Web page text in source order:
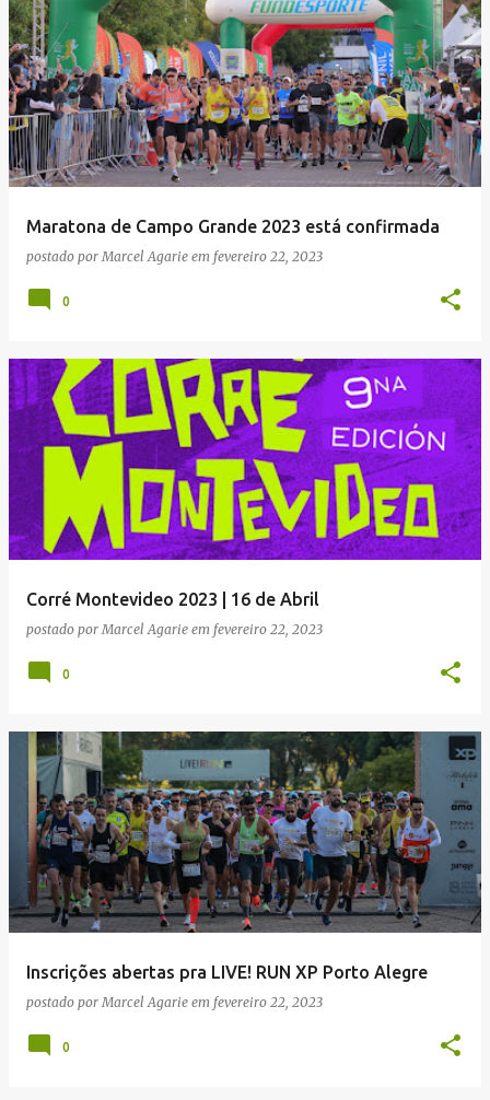
Maratona de Campo Grande 2023 está confirmada
postado porMarcel Agarie em fevereiro 22, 2023
0
Corré Montevideo 2023 | 16 de Abril
postado porMarcel Agarie em fevereiro 22, 2023
0
Inscrições abertas pra LIVE! RUN XP Porto Alegre
postado porMarcel Agarie em fevereiro 22, 2023
0